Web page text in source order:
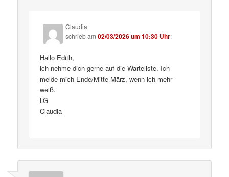
Claudia
schriebam02/03/2026 um 10:30 Uhr:
Hallo Edith,
ich nehme dich gerne auf die Warteliste. Ich
melde mich Ende/Mitte März, wenn ich mehr
weiß.
LG
Claudia